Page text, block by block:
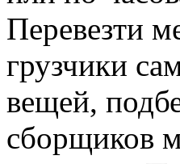
Перевезти
грузчики
вещей,
сборщиков